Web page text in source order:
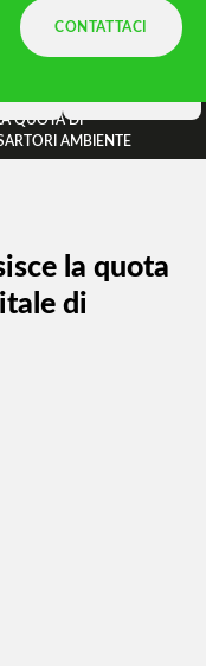
CONTATTACI
QUOTA DI
AMBIENTE
la quota
di